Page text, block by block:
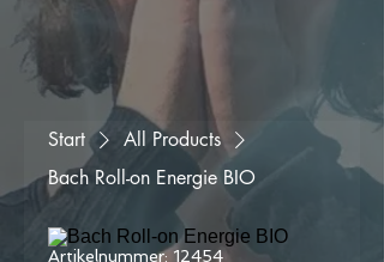
Start
All Products
Bach Roll-on Energie BIO
Artikelnummer: 12454